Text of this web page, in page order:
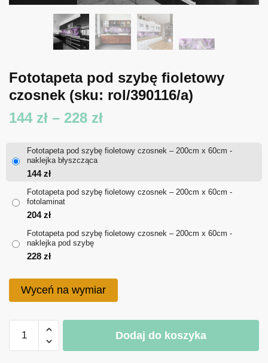
Fototapeta pod szybę fioletowy
czosnek (sku: rol/390116/a)
144 zł – 228 złZakres
144 zł
228 zł
Fototapeta pod szybę fioletowy czosnek – 200cm x 60cm -
naklejka błyszcząca
144zł
Fototapeta pod szybę fioletowy czosnek – 200cm x 60cm -
fotolaminat
204zł
Fototapeta pod szybę fioletowy czosnek – 200cm x 60cm -
naklejka pod szybę
228 zł
Wyceń na wymiar
Fototapeta
Dodaj do koszyka